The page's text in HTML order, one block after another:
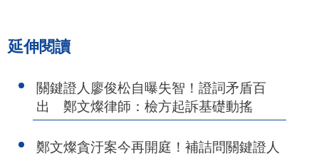
延伸閱讀
關鍵證人廖俊松自曝失智！證詞矛盾百
出 鄭文燦律師：檢方起訴基礎動搖
鄭文燦貪汙案今再開庭！補詰問關鍵證人